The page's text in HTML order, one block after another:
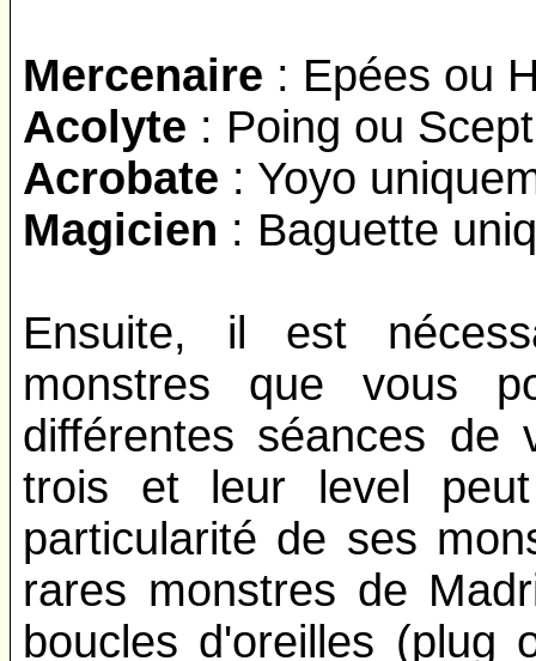
Mercenaire : Epées ou
Acolyte : Poing ou
Acrobate : Yoyo
Magicien : Baguette
Ensuite, il est
monstres que vous
différentes séances
trois et leur level
particularité de ses
rares monstres de
boucles d'oreilles (plug